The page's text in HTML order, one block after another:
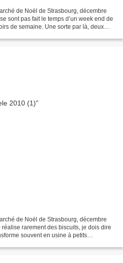
de Noël de Strasbourg, décembre
sont pas fait le temps d’un week end de
de semaine. Une sorte par là, deux
de Noël de Strasbourg, décembre
rarement des biscuits, je dois dire
souvent en usine à petits